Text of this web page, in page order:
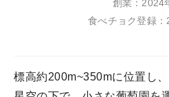
創業：2024
食べチョク登録：
標高約200m~350mに位置し